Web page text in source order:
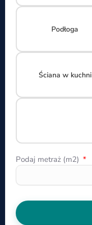
Podłoga
Ściana w kuchni
Podaj metraż (m2)